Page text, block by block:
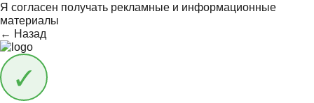
Я согласен получать рекламные и информационные
материалы
← Назад